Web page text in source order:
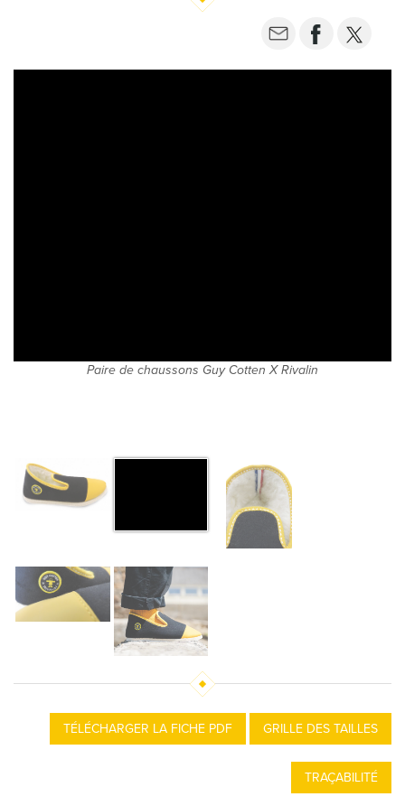
Paire de chaussons Guy Cotten X Rivalin
TÉLÉCHARGER LA FICHE PDF GRILLE DES TAILLES
TRAÇABILITÉ